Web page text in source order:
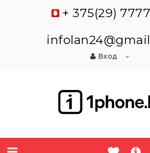
+ 375(29)
Вход